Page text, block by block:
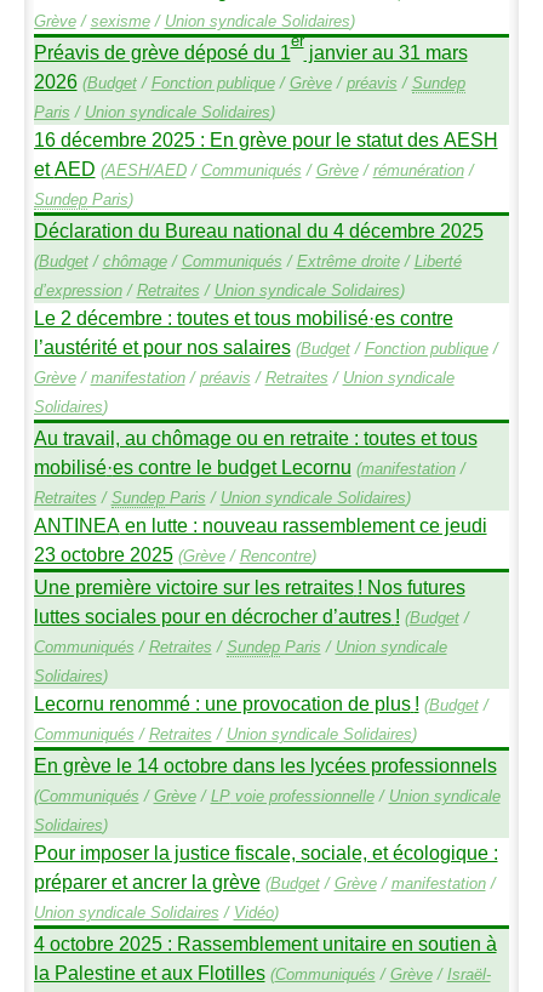
Grève/ sexisme/ Union syndicale Solidaires)
Préavis de grève déposé du 1erjanvier au 31 mars
2026 (Budget/ Fonction publique/ Grève/ préavis / Sundep
Paris / Union syndicale Solidaires)
16 décembre 2025 : En grève pour le statut des AESH
etAED (AESH/AED/ Communiqués / Grève/ rémunération/
SundepParis)
Déclaration du Bureau national du 4 décembre 2025
(Budget/ chômage/ Communiqués / Extrême droite/ Liberté
d’expression/ Retraites / Union syndicale Solidaires)
Le 2 décembre : toutes et tous mobilisé·es contre
l’austérité et pour nos salaires (Budget/ Fonction publique/
Grève/ manifestation/ préavis / Retraites / Union syndicale
Solidaires)
Au travail, au chômage ou en retraite : toutes et tous
mobilisé·es contre le budget Lecornu (manifestation/
Retraites / SundepParis / Union syndicale Solidaires)
ANTINEAen lutte : nouveau rassemblement ce jeudi
23 octobre 2025 (Grève/ Rencontre)
Une première victoire sur les retraites ! Nos futures
luttes sociales pour en décrocher d’autres ! (Budget/
Communiqués / Retraites / SundepParis / Union syndicale
Solidaires)
Lecornu renommé : une provocation de plus ! (Budget/
Communiqués / Retraites / Union syndicale Solidaires)
En grève le 14 octobre dans les lycées professionnels
(Communiqués / Grève/ LPvoie professionnelle/ Union syndicale
Solidaires)
Pour imposer la justice fiscale, sociale, et écologique :
préparer et ancrer la grève (Budget/ Grève/ manifestation/
Union syndicale Solidaires / Vidéo)
4 octobre 2025 : Rassemblement unitaire en soutien à
la Palestine et aux Flotilles (Communiqués / Grève/ Israël-